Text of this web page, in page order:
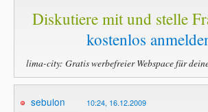
Diskutiere mit und stelle
kostenlos
lima-city: Gratis werbefreier Webspace für
sebulon 10:24, 16.12.2009